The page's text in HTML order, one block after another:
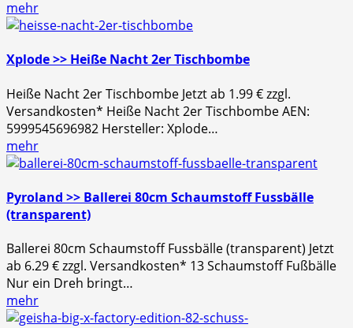
mehr
Xplode >> Heiße Nacht 2er Tischbombe
Heiße Nacht 2er Tischbombe Jetzt ab 1.99 € zzgl.
Versandkosten* Heiße Nacht 2er Tischbombe AEN:
5999545696982 Hersteller: Xplode…
mehr
Pyroland >> Ballerei 80cm Schaumstoff Fussbälle
(transparent)
Ballerei 80cm Schaumstoff Fussbälle (transparent) Jetzt
ab 6.29 € zzgl. Versandkosten* 13 Schaumstoff Fußbälle
Nur ein Dreh bringt…
mehr